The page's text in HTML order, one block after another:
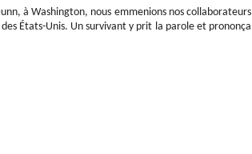
à Washington, nous emmenions nos collaborateurs
États-Unis. Un survivant y prit la parole et prononça